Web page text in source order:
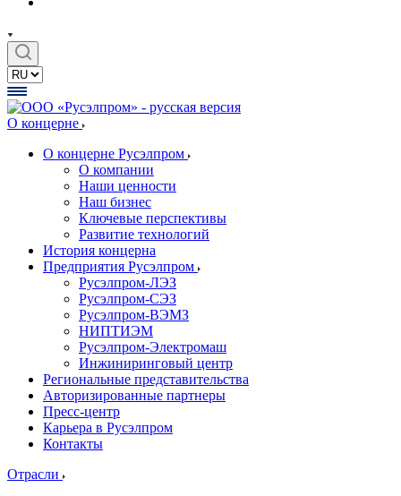
О концерне
О концерне Русэлпром
О компании
Наши ценности
Наш бизнес
Ключевые перспективы
Развитие технологий
История концерна
Предприятия Русэлпром
Русэлпром-ЛЭЗ
Русэлпром-СЭЗ
Русэлпром-ВЭМЗ
НИПТИЭМ
Русэлпром-Электромаш
Инжиниринговый центр
Региональные представительства
Авторизированные партнеры
Пресс-центр
Карьера в Русэлпром
Контакты
Отрасли